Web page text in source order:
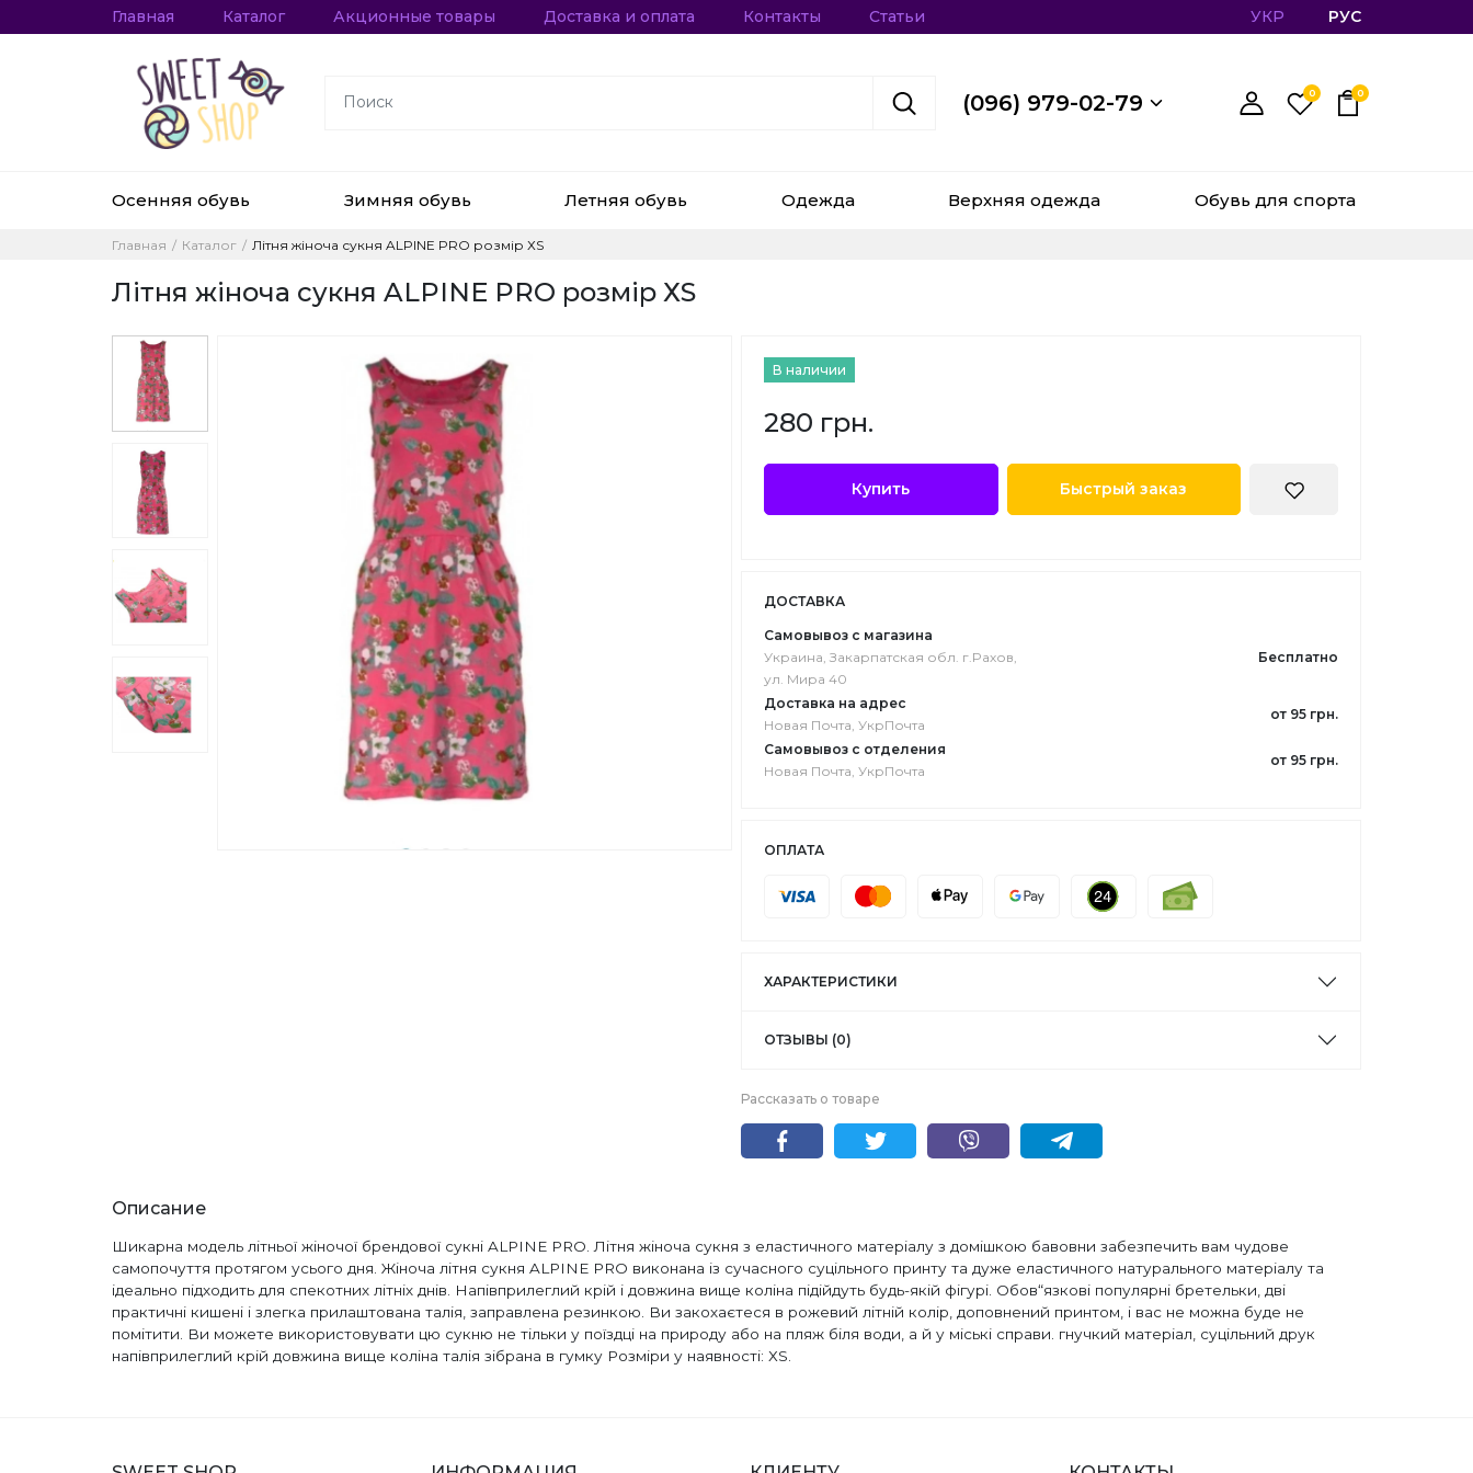
Главная Каталог Акционные товары Доставка и оплата Контакты Статьи УКР РУС
(096) 979-02-79 0 0
Осенняя обувь Зимняя обувь Летняя обувь Одежда Верхняя одежда Обувь для спорта
Главная Каталог Літня жіноча сукня ALPINE PRO розмір ХS
Літня жіноча сукня ALPINE PRO розмір ХS
В наличии
280 грн.
Купить Быстрый заказ
ДОСТАВКА
Самовывоз с магазина
Украина, Закарпатская обл. г.Pахов,
ул. Мира 40
Бесплатно
Доставка на адрес
Новая Почта, УкрПочта
от 95 грн.
Самовывоз с отделения
Новая Почта, УкрПочта
от 95 грн.
ОПЛАТА
ХАРАКТЕРИСТИКИ
ОТЗЫВЫ (0)
Рассказать о товаре
Описание
Шикарна модель літньої жіночої брендової сукні ALPINE PRO. Літня жіноча сукня з еластичного матеріалу з домішкою бавовни забезпечить вам чудове
самопочуття протягом усього дня. Жіноча літня сукня ALPINE PRO виконана із сучасного суцільного принту та дуже еластичного натурального матеріалу та
ідеально підходить для спекотних літніх днів. Напівприлеглий крій і довжина вище коліна підійдуть будь-якій фігурі. Обов“язкові популярні бретельки, дві
практичні кишені і злегка прилаштована талія, заправлена ​​резинкою. Ви закохаєтеся в рожевий літній колір, доповнений принтом, і вас не можна буде не
помітити. Ви можете використовувати цю сукню не тільки у поїздці на природу або на пляж біля води, а й у міські справи. гнучкий матеріал, суцільний друк
напівприлеглий крій довжина вище коліна талія зібрана в гумку Розміри у наявності: ХS.